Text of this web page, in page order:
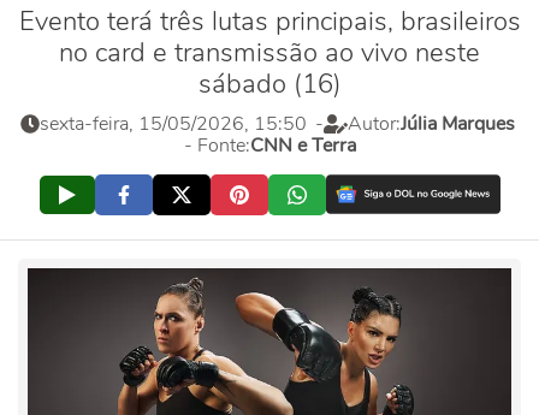
Evento terá três lutas principais, brasileiros
no card e transmissão ao vivo neste
sábado (16)
sexta-feira, 15/05/2026, 15:50 - Autor:Júlia Marques
- Fonte:CNN e Terra